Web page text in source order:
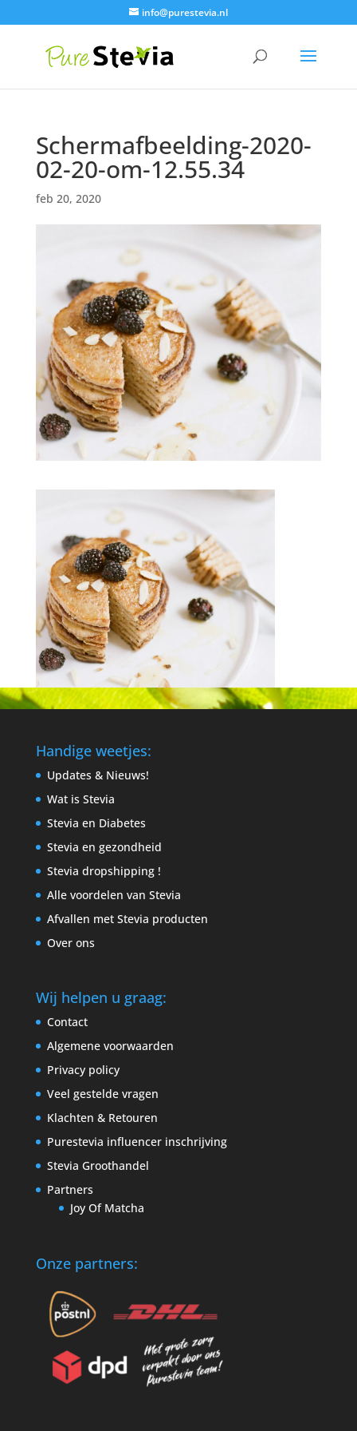
info@purestevia.nl
Schermafbeelding-2020-
02-20-om-12.55.34
feb 20, 2020
Handige weetjes:
Updates & Nieuws!
Wat is Stevia
Stevia en Diabetes
Stevia en gezondheid
Stevia dropshipping !
Alle voordelen van Stevia
Afvallen met Stevia producten
Over ons
Wij helpen u graag:
Contact
Algemene voorwaarden
Privacy policy
Veel gestelde vragen
Klachten & Retouren
Purestevia influencer inschrijving
Stevia Groothandel
Partners
Joy Of Matcha
Onze partners: